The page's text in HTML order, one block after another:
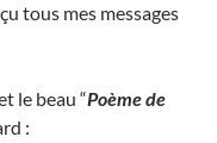
tous mes messages
le beau “Poème de
: